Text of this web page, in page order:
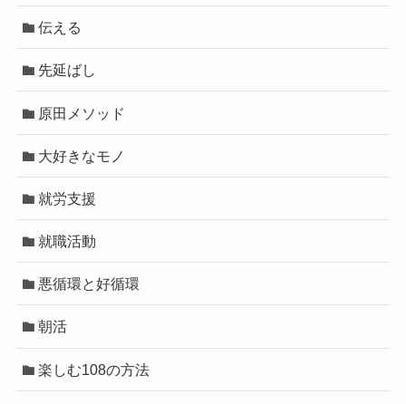
伝える
先延ばし
原田メソッド
大好きなモノ
就労支援
就職活動
悪循環と好循環
朝活
楽しむ108の方法